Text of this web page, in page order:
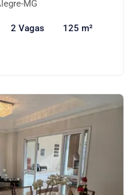
MG
2 Vagas 125 m²